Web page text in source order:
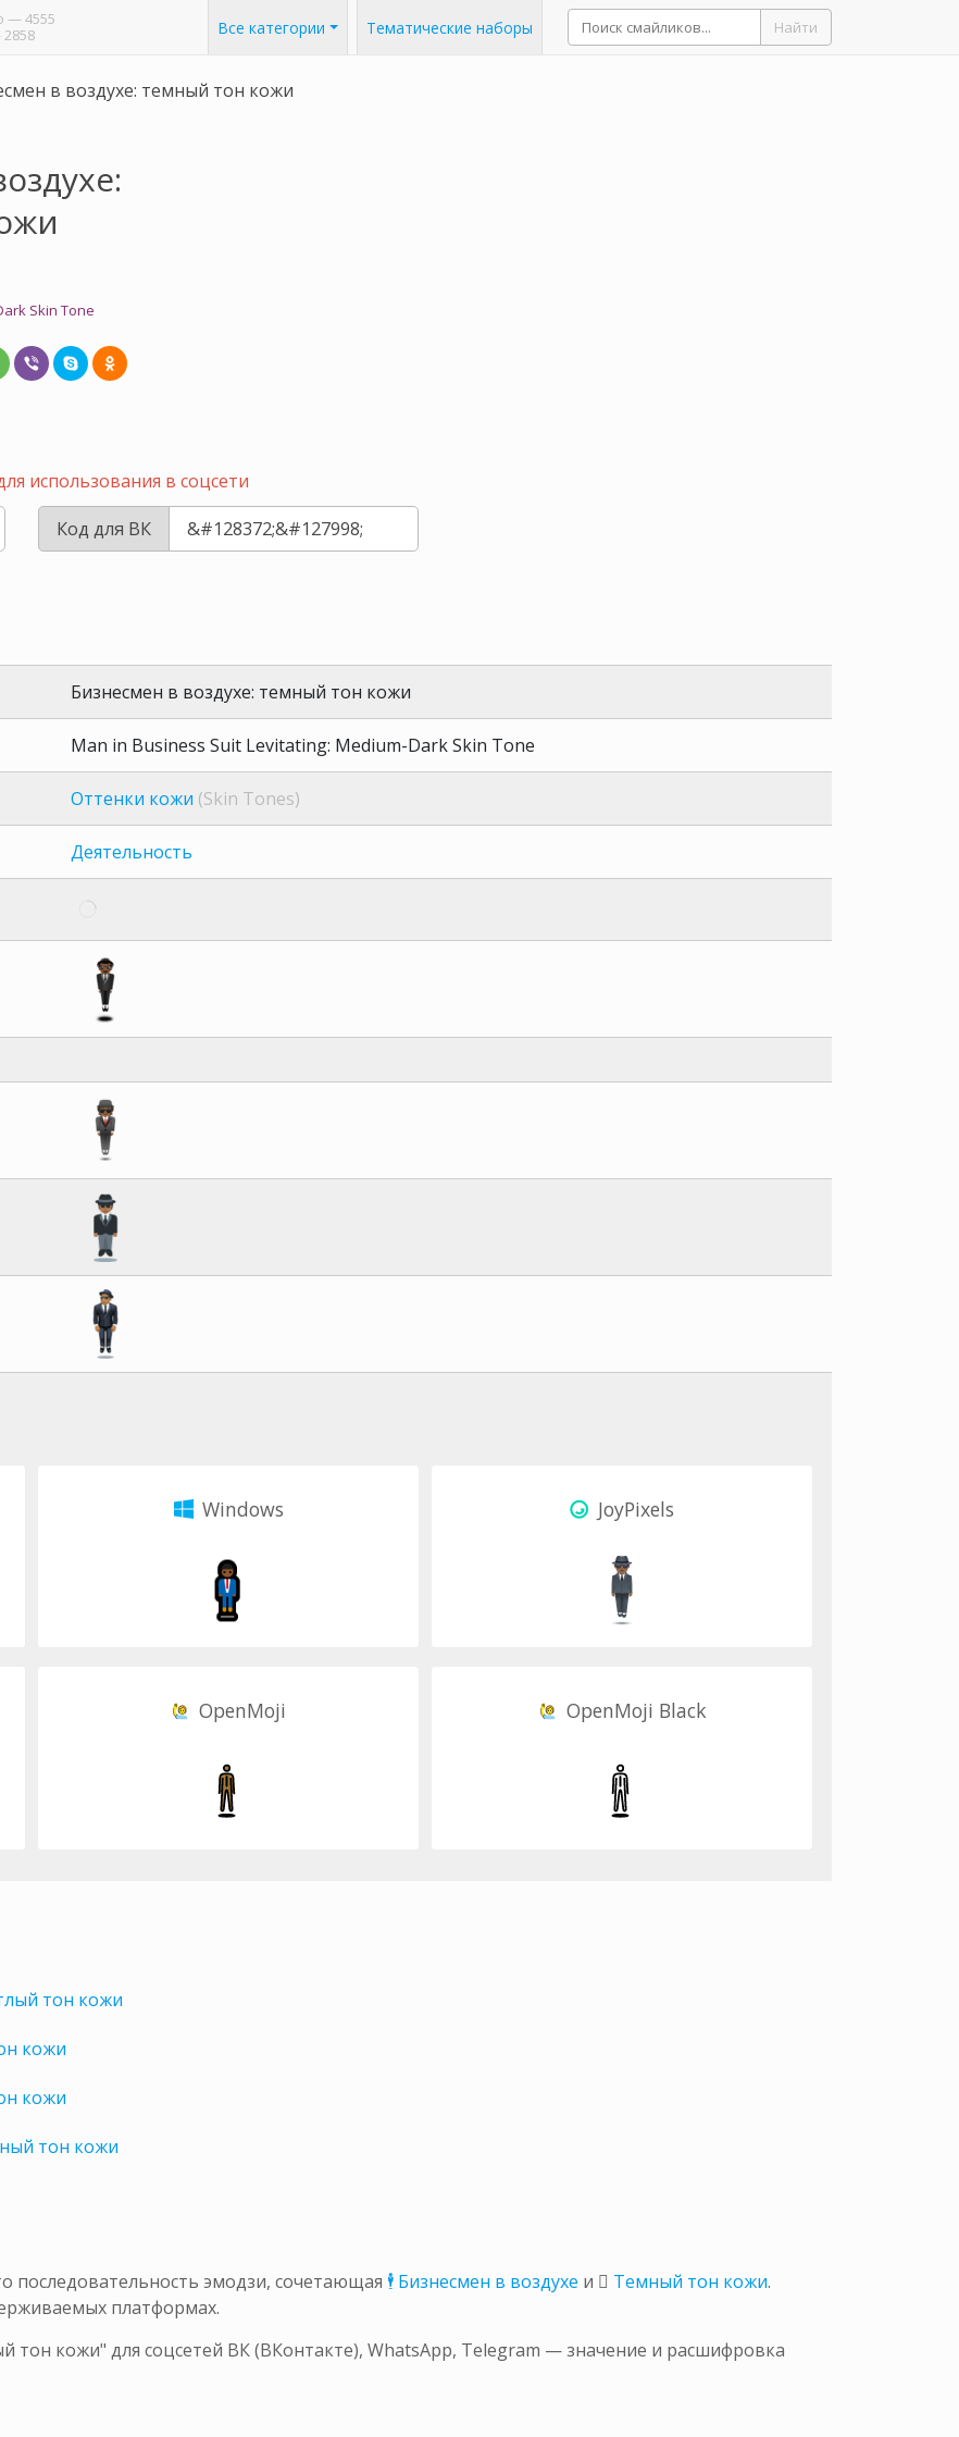
— 4555
Все категории Тематические наборы Найти
в воздухе: темный тон кожи
Skin Tone
использования в соцсети
Код для ВК
Бизнесмен в воздухе: темный тон кожи
Man in Business Suit Levitating: Medium-Dark Skin Tone
Оттенки кожи (Skin Tones)
Деятельность
Windows JoyPixels
OpenMoji OpenMoji Black
тон кожи
кожи
кожи
тон кожи
последовательность эмодзи, сочетающая 🕴 Бизнесмен в воздухе и 🏾 Темный тон кожи.
платформах.
тон кожи" для соцсетей ВК (ВКонтакте), WhatsApp, Telegram — значение и расшифровка